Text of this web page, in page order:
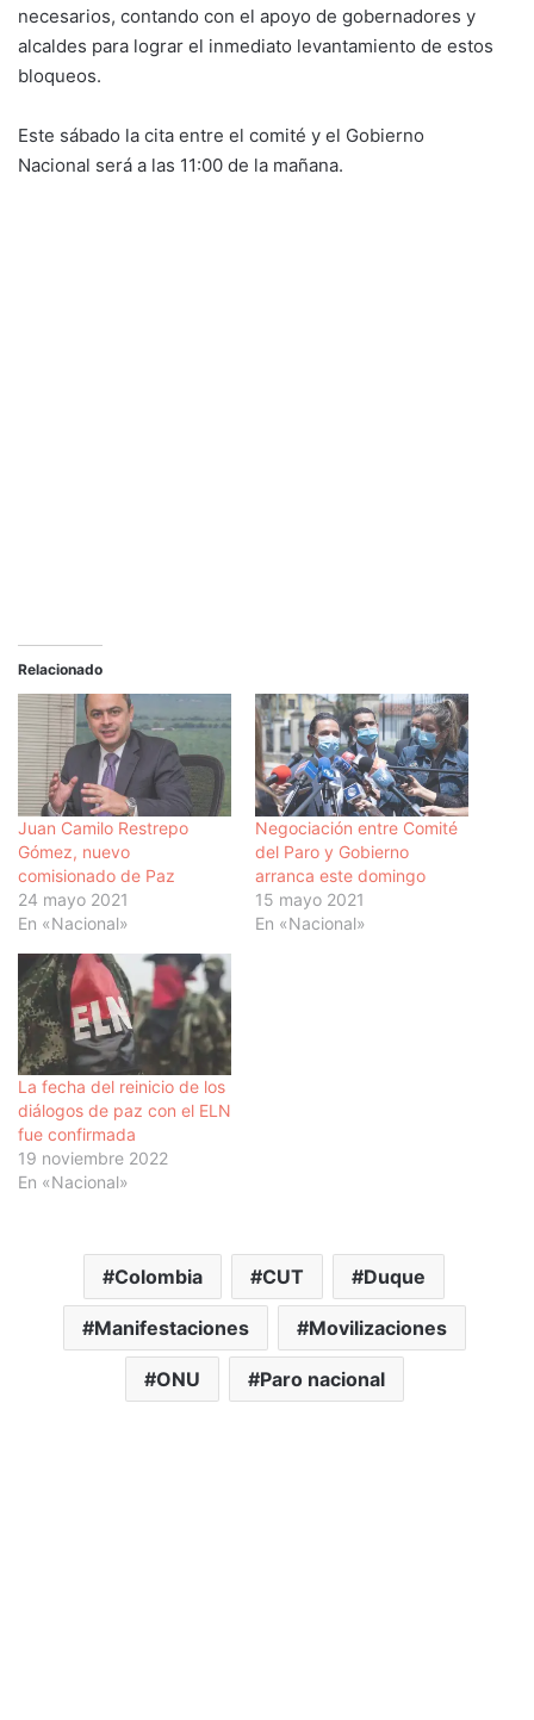
necesarios, contando con el apoyo de gobernadores y
alcaldes para lograr el inmediato levantamiento de estos
bloqueos.
Este sábado la cita entre el comité y el Gobierno
Nacional será a las 11:00 de la mañana.
Relacionado
Juan Camilo Restrepo
Gómez, nuevo
comisionado de Paz
24 mayo 2021
En «Nacional»
Negociación entre Comité
del Paro y Gobierno
arranca este domingo
15 mayo 2021
En «Nacional»
La fecha del reinicio de los
diálogos de paz con el ELN
fue confirmada
19 noviembre 2022
En «Nacional»
Colombia CUT Duque
Manifestaciones Movilizaciones
ONU Paro nacional